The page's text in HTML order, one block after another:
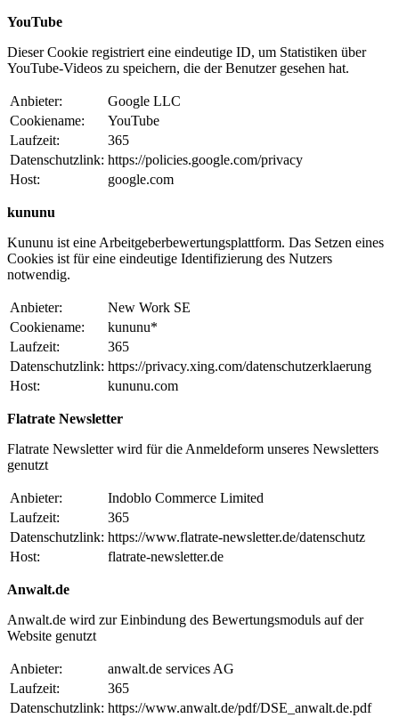
YouTube
Dieser Cookie registriert eine eindeutige ID, um Statistiken über
YouTube-Videos zu speichern, die der Benutzer gesehen hat.
Anbieter:
Google LLC
Cookiename:
YouTube
Laufzeit:
365
Datenschutzlink: https://policies.google.com/privacy
Host:
google.com
kununu
Kununu ist eine Arbeitgeberbewertungsplattform. Das Setzen eines
Cookies ist für eine eindeutige Identifizierung des Nutzers
notwendig.
Anbieter:
New Work SE
Cookiename:
kununu*
Laufzeit:
365
Datenschutzlink: https://privacy.xing.com/datenschutzerklaerung
Host:
kununu.com
Flatrate Newsletter
Flatrate Newsletter wird für die Anmeldeform unseres Newsletters
genutzt
Anbieter:
Indoblo Commerce Limited
Laufzeit:
365
Datenschutzlink: https://www.flatrate-newsletter.de/datenschutz
Host:
flatrate-newsletter.de
Anwalt.de
Anwalt.de wird zur Einbindung des Bewertungsmoduls auf der
Website genutzt
Anbieter:
anwalt.de services AG
Laufzeit:
365
Datenschutzlink: https://www.anwalt.de/pdf/DSE_anwalt.de.pdf